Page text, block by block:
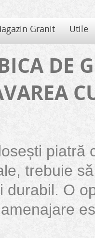
Granit Utile
aduce, pe langa
DE
piatră
trebuie
durabil. O